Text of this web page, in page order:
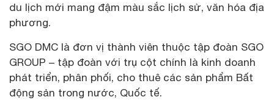
du lịch mới mang đậm màu sắc lịch sử, văn hóa địa
phương.
SGO DMC là đơn vị thành viên thuộc tập đoàn SGO
GROUP – tập đoàn với trụ cột chính là kinh doanh
phát triển, phân phối, cho thuê các sản phẩm Bất
động sản trong nước, Quốc tế.